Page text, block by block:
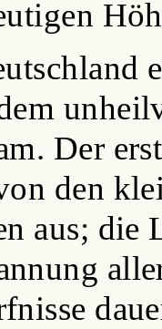
Der
den
aus; die